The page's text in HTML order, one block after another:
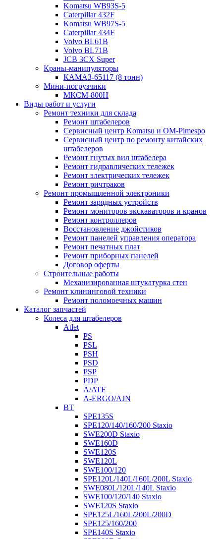
Komatsu WB93S-5
Caterpillar 432F
Komatsu WB97S-5
Caterpillar 434F
Volvo BL61B
Volvo BL71B
JCB 3CX Super
Краны-манипуляторы
КАМАЗ-65117 (8 тонн)
Мини-погрузчики
МКСМ-800H
Виды работ и услуги
Ремонт техники для склада
Ремонт штабелеров
Сервисный центр Komatsu и OM-Pimespo
Сервисный центр по ремонту китайских
штабелеров
Ремонт гнутых вил штабелера
Ремонт гидравлических тележек
Ремонт электрических тележек
Ремонт ричтраков
Ремонт промышленной электроники
Ремонт зарядных устройств
Ремонт мониторов экскаваторов и кранов
Ремонт контроллеров
Восстановление джойстиков
Ремонт панелей управления оператора
Ремонт печатных плат
Ремонт приборных панелей
Договор оферты
Строительные работы
Механизированная штукатурка стен
Ремонт клининговой техники
Ремонт поломоечных машин
Каталог запчастей
Колеса для штабелеров
Atlet
PS
PSL
PSH
PSD
PSP
PDP
A/ATF
A-ERGO/AJN
BT
SPE135S
SPE120/140/160/200 Staxio
SWE200D Staxio
SWE160D
SWE120S
SWE120L
SWE100/120
SPE120L/140L/160L/200L Staxio
SWE080L/120L/140L Staxio
SWE100/120/140 Staxio
SWE120S Staxio
SPE125L/160L/200L/200D
SPE125/160/200
SPE140S Staxio